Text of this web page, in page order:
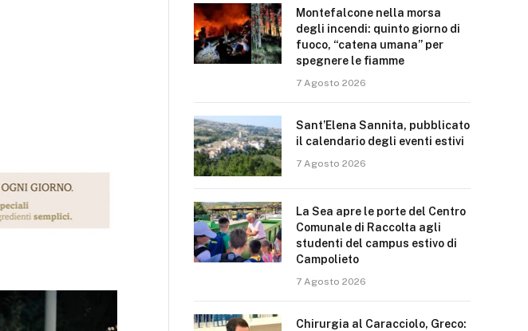
Montefalcone nella morsa
degli incendi: quinto giorno di
fuoco, “catena umana” per
spegnere le fiamme
7 Agosto 2026
Sant’Elena Sannita, pubblicato
il calendario degli eventi estivi
7 Agosto 2026
La Sea apre le porte del Centro
Comunale di Raccolta agli
studenti del campus estivo di
Campolieto
7 Agosto 2026
Chirurgia al Caracciolo, Greco: